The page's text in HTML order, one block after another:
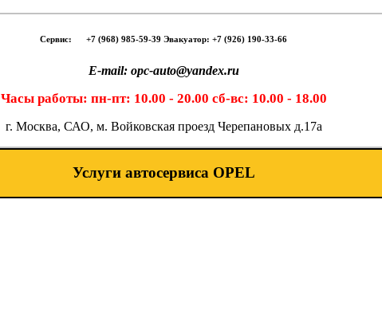
Сервис: +7 (968) 985-59-39 Эвакуатор: +7 (926) 190-33-66
E-mail: opc-auto@yandex.ru
Часы работы: пн-пт: 10.00 - 20.00 сб-вс: 10.00 - 18.00
г. Москва, САО, м. Войковская проезд Черепановых д.17а
Услуги автосервиса OPEL